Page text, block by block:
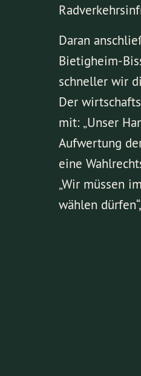
Daran
Bietigheim-
schneller wir
Der
mit: „Unser
Aufwertung
eine
„Wir müssen
wählen